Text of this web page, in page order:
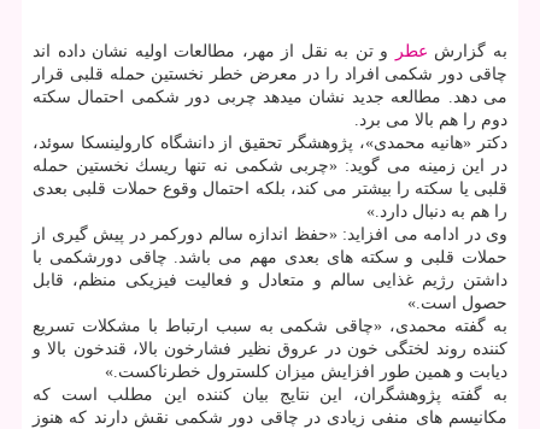
به گزارش عطر
و تن به نقل از مهر، مطالعات اولیه نشان داده اند
چاقی دور شكمی افراد را در معرض خطر نخستین حمله قلبی قرار
می دهد. مطالعه جدید نشان میدهد چربی دور شكمی احتمال سكته
دوم را هم بالا می برد.
دكتر «هانیه محمدی»، پژوهشگر تحقیق از دانشگاه كارولینسكا سوئد،
در این زمینه می گوید: «چربی شكمی نه تنها ریسك نخستین حمله
قلبی یا سكته را بیشتر می كند، بلكه احتمال وقوع حملات قلبی بعدی
را هم به دنبال دارد.»
وی در ادامه می افزاید: «حفظ اندازه سالم دوركمر در پیش گیری از
حملات قلبی و سكته های بعدی مهم می باشد. چاقی دورشكمی با
داشتن رژیم غذایی سالم و متعادل و فعالیت فیزیكی منظم، قابل
حصول است.»
به گفته محمدی، «چاقی شكمی به سبب ارتباط با مشكلات تسریع
كننده روند لختگی خون در عروق نظیر فشارخون بالا، قندخون بالا و
دیابت و همین طور افزایش میزان كلسترول خطرناكست.»
به گفته پژوهشگران، این نتایج بیان كننده این مطلب است كه
مكانیسم های منفی زیادی در چاقی دور شكمی نقش دارند كه هنوز